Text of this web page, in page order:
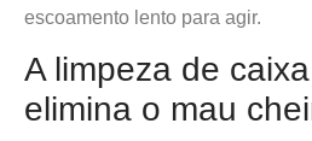
escoamento lento para agir.
A limpeza de
elimina o mau